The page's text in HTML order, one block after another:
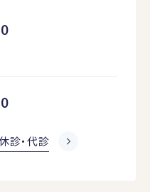
診・代診